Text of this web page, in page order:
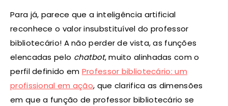
Para já, parece que a inteligência artificial
reconhece o valor insubstituível do professor
bibliotecário! A não perder de vista, as funções
elencadas pelo chatbot, muito alinhadas com o
perfil definido em Professor bibliotecário: um
profissional em ação, que clarifica as dimensões
em que a função de professor bibliotecário se